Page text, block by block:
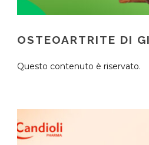
OSTEOARTRITE DI
Questo contenuto è riservato.